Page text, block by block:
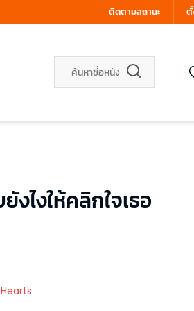
ติดตามสถานะ ตั้
ไงให้คลิกใจเธอ
Hearts